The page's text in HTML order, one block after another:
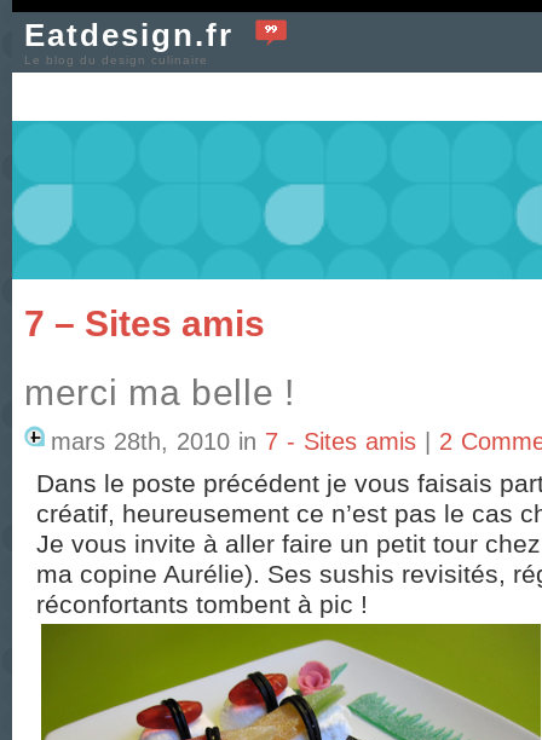
Eatdesign.fr
Le blog du design culinaire
7 – Sites amis
merci ma belle !
mars 28th, 2010 in 7 - Sites amis 2
Dans le poste précédent je vous faisais
créatif, heureusement ce n’est pas le cas
Je vous invite à aller faire un petit tour
ma copine Aurélie). Ses sushis revisités,
réconfortants tombent à pic !